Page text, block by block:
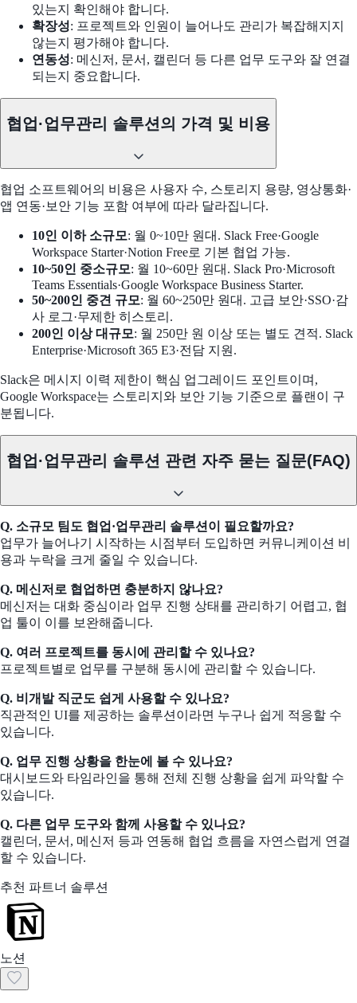
있는지 확인해야 합니다.
확장성: 프로젝트와 인원이 늘어나도 관리가 복잡해지지
않는지 평가해야 합니다.
연동성: 메신저, 문서, 캘린더 등 다른 업무 도구와 잘 연결
되는지 중요합니다.
협업·업무관리 솔루션의 가격 및 비용
협업 소프트웨어의 비용은 사용자 수, 스토리지 용량, 영상통화·
앱 연동·보안 기능 포함 여부에 따라 달라집니다.
10인 이하 소규모: 월 0~10만 원대. Slack Free·Google
Workspace Starter·Notion Free로 기본 협업 가능.
10~50인 중소규모: 월 10~60만 원대. Slack Pro·Microsoft
Teams Essentials·Google Workspace Business Starter.
50~200인 중견 규모: 월 60~250만 원대. 고급 보안·SSO·감
사 로그·무제한 히스토리.
200인 이상 대규모: 월 250만 원 이상 또는 별도 견적. Slack
Enterprise·Microsoft 365 E3·전담 지원.
Slack은 메시지 이력 제한이 핵심 업그레이드 포인트이며,
Google Workspace는 스토리지와 보안 기능 기준으로 플랜이 구
분됩니다.
협업·업무관리 솔루션 관련 자주 묻는 질문(FAQ)
Q. 소규모 팀도 협업·업무관리 솔루션이 필요할까요?
업무가 늘어나기 시작하는 시점부터 도입하면 커뮤니케이션 비
용과 누락을 크게 줄일 수 있습니다.
Q. 메신저로 협업하면 충분하지 않나요?
메신저는 대화 중심이라 업무 진행 상태를 관리하기 어렵고, 협
업 툴이 이를 보완해줍니다.
Q. 여러 프로젝트를 동시에 관리할 수 있나요?
프로젝트별로 업무를 구분해 동시에 관리할 수 있습니다.
Q. 비개발 직군도 쉽게 사용할 수 있나요?
직관적인 UI를 제공하는 솔루션이라면 누구나 쉽게 적응할 수
있습니다.
Q. 업무 진행 상황을 한눈에 볼 수 있나요?
대시보드와 타임라인을 통해 전체 진행 상황을 쉽게 파악할 수
있습니다.
Q. 다른 업무 도구와 함께 사용할 수 있나요?
캘린더, 문서, 메신저 등과 연동해 협업 흐름을 자연스럽게 연결
할 수 있습니다.
추천 파트너 솔루션
노션